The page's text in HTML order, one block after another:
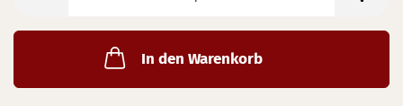
In den Warenkorb